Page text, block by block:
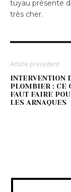
tuyau présente
très cher.
Article précédent
INTERVENTION
PLOMBIER : CE
FAUT FAIRE
LES ARNAQUES